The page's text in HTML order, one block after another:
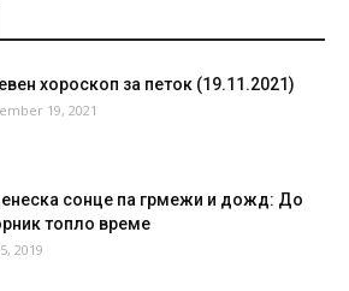
хороскоп за петок (19.11.2021)
19, 2021
сонце па грмежи и дожд: До
топло време
2019